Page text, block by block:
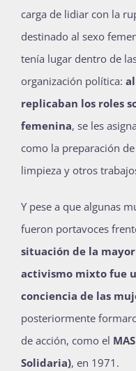
carga de lidiar con la
destinado al sexo
tenía lugar dentro de
organización política:
replicaban los roles
femenina, se les
como la preparación
limpieza y otros
Y pese a que algunas
fueron portavoces
situación de la
activismo mixto fue
conciencia de las
posteriormente
de acción, como el
Solidaria), en 1971.